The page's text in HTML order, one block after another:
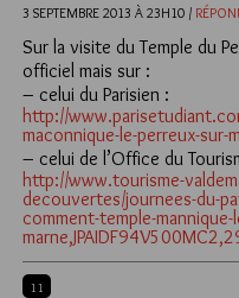
3 SEPTEMBRE 2013 À 23H10 /
Sur la visite du Temple du
officiel mais sur :
– celui du Parisien :
http://
maconnique-le-perreux-sur-
– celui de l’Office du
http://www.tourisme-
decouvertes/journees-du-
comment-temple-mannique-
11